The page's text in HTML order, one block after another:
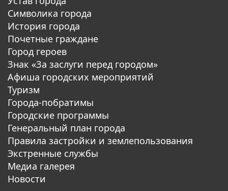
Символика города
История города
Почетные граждане
Город героев
Знак «За заслуги перед городом»
Афиша городских мероприятий
Туризм
Города-побратимы
Городские программы
Генеральный план города
Правила застройки и землепользования
Экстренные службы
Медиа галерея
Новости